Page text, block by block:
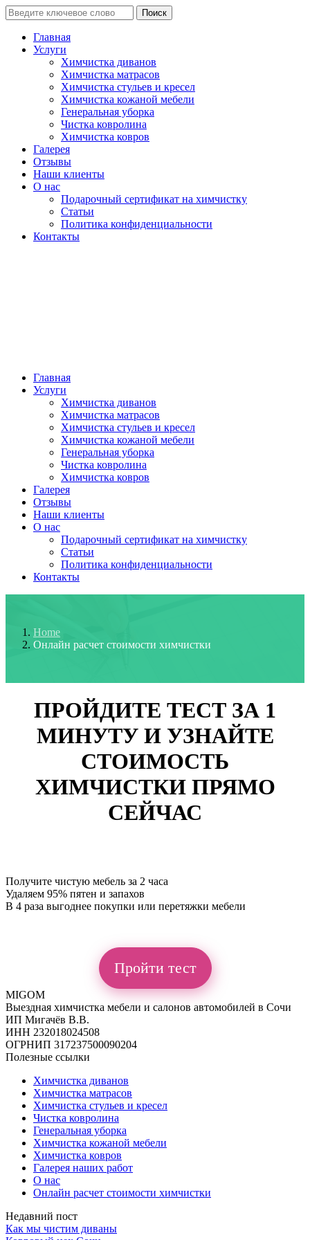
Поиск
Главная
Услуги
Химчистка диванов
Химчистка матрасов
Химчистка стульев и кресел
Химчистка кожаной мебели
Генеральная уборка
Чистка ковролина
Химчистка ковров
Галерея
Отзывы
Наши клиенты
О нас
Подарочный сертификат на химчистку
Статьи
Политика конфиденциальности
Контакты
Главная
Услуги
Химчистка диванов
Химчистка матрасов
Химчистка стульев и кресел
Химчистка кожаной мебели
Генеральная уборка
Чистка ковролина
Химчистка ковров
Галерея
Отзывы
Наши клиенты
О нас
Подарочный сертификат на химчистку
Статьи
Политика конфиденциальности
Контакты
Home
Онлайн расчет стоимости химчистки
ПРОЙДИТЕ ТЕСТ ЗА 1
МИНУТУ И УЗНАЙТЕ
СТОИМОСТЬ
ХИМЧИСТКИ ПРЯМО
СЕЙЧАС
Получите чистую мебель за 2 часа
Удаляем 95% пятен и запахов
В 4 раза выгоднее покупки или перетяжки мебели
Пройти тест
MIGOM
Выездная химчистка мебели и салонов автомобилей в Сочи
ИП Мигачёв В.В.
ИНН 232018024508
ОГРНИП 317237500090204
Полезные ссылки
Химчистка диванов
Химчистка матрасов
Химчистка стульев и кресел
Чистка ковролина
Генеральная уборка
Химчистка кожаной мебели
Химчистка ковров
Галерея наших работ
О нас
Онлайн расчет стоимости химчистки
Недавний пост
Как мы чистим диваны